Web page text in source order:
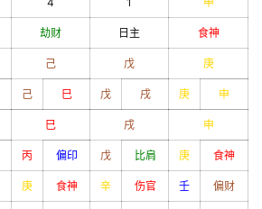
劫财 日主 食神
己 戊 庚
己 巳 戊 戌 庚 申
巳 戌 申
丙 偏印 戊 比肩 庚 食神
庚 食神 辛 伤官 壬 偏财